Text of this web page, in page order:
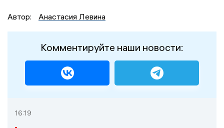
Автор: Анастасия Левина
Комментируйте наши новости:
16:19